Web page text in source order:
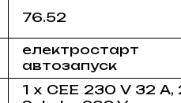
76.52
автозапуск
1 x CEE 230 V 32 A,